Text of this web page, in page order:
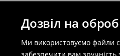
Дозвіл на
Ми використовуємо файли